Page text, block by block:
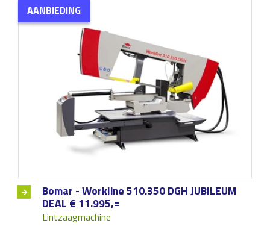
AANBIEDING
Bomar - Workline 510.350 DGH JUBILEUM
DEAL € 11.995,=
Lintzaagmachine